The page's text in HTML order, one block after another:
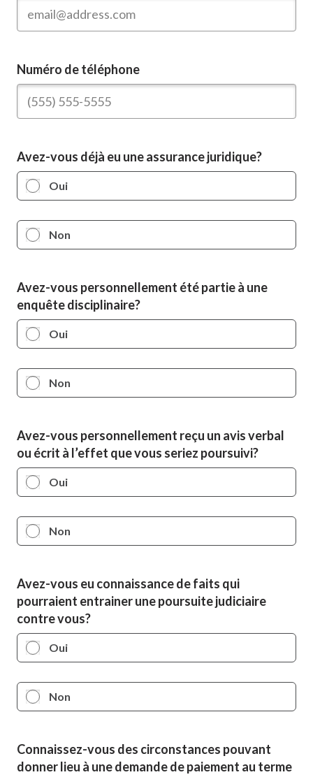
Numéro de téléphone
Avez-vous déjà eu une assurance juridique?
Oui
Non
Avez-vous personnellement été partie à une
enquête disciplinaire?
Oui
Non
Avez-vous personnellement reçu un avis verbal
ou écrit à l’effet que vous seriez poursuivi?
Oui
Non
Avez-vous eu connaissance de faits qui
pourraient entrainer une poursuite judiciaire
contre vous?
Oui
Non
Connaissez-vous des circonstances pouvant
donner lieu à une demande de paiement au terme